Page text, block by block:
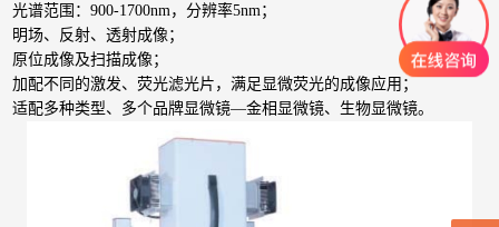
光谱范围：900-1700nm，分辨率5nm；
明场、反射、透射成像；
原位成像及扫描成像；
加配不同的激发、荧光滤光片，满足显微荧光的成像应用；
适配多种类型、多个品牌显微镜—金相显微镜、生物显微镜。